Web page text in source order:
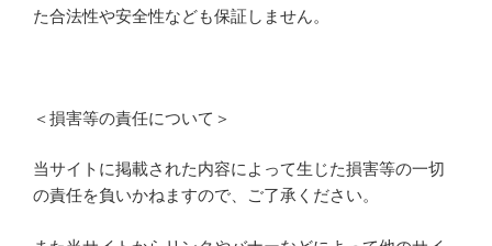
た合法性や安全性なども保証しません。
＜損害等の責任について＞
当サイトに掲載された内容によって生じた損害等の一切
の責任を負いかねますので、ご了承ください。